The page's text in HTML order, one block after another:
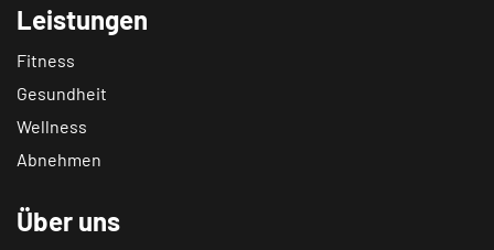
Leistungen
Fitness
Gesundheit
Wellness
Abnehmen
Über uns